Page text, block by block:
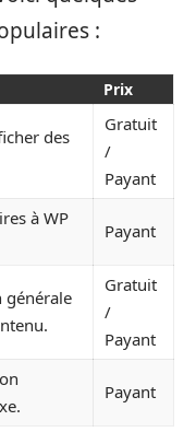
:
Prix
des
Gratuit
/
Payant
à WP
Payant
générale
Gratuit
/
Payant
Payant